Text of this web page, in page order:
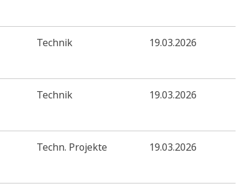
Technik 19.03.2026
Technik 19.03.2026
Techn. Projekte 19.03.2026